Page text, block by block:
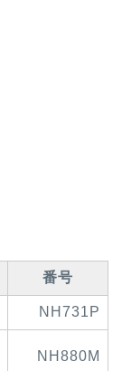
番号
NH731P
NH880M